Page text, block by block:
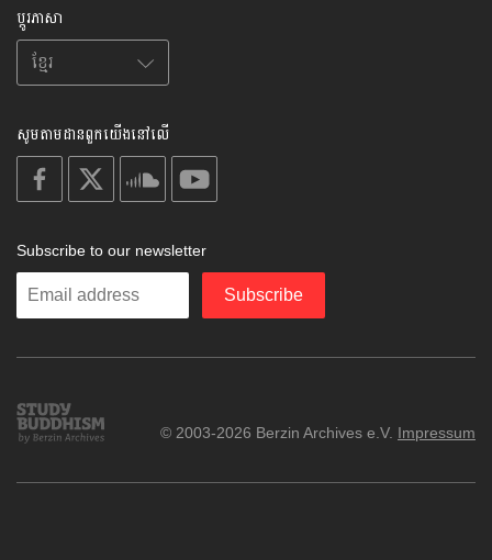
ប្តូរភាសា
សូមតាមដានពួកយើងនៅលើ
on
facebook
on on
soundcloud
on
Subscribe to our newsletter
Enter
Subscribe
Study
Buddhism
© 2003-2026 Berzin Archives e.V. Impressum